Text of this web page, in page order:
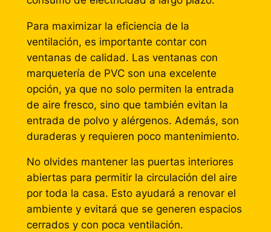
Para maximizar la eficiencia de la
ventilación, es importante contar con
ventanas de calidad. Las ventanas con
marquetería de PVC son una excelente
opción, ya que no solo permiten la entrada
de aire fresco, sino que también evitan la
entrada de polvo y alérgenos. Además, son
duraderas y requieren poco mantenimiento.
No olvides mantener las puertas interiores
abiertas para permitir la circulación del aire
por toda la casa. Esto ayudará a renovar el
ambiente y evitará que se generen espacios
cerrados y con poca ventilación.